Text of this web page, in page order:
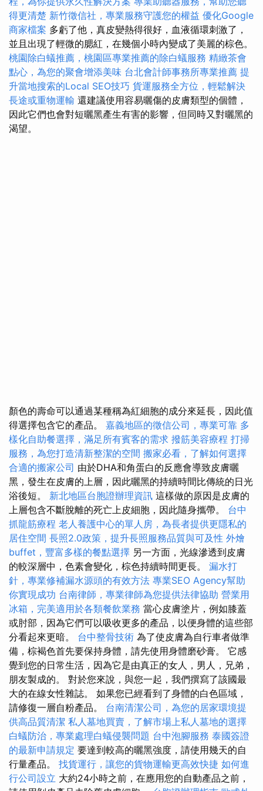
得更清楚 新竹徵信社，專業服務守護您的權益 優化Google
商家檔案 多虧了他，真皮變熱得很好，血液循環刺激了，
並且出現了輕微的腮紅，在幾個小時內變成了美麗的棕色。
桃園除白蟻推薦，桃園區專業推薦的除白蟻服務 精緻茶會
點心，為您的聚會增添美味 台北會計師事務所專業推薦 提
升當地搜索的Local SEO技巧 貨運服務全方位，輕鬆解決
長途或重物運輸 還建議使用容易曬傷的皮膚類型的個體，
因此它們也會對短曬黑產生有害的影響，但同時又對曬黑的
渴望。
顏色的壽命可以通過某種稱為紅細胞的成分來延長，因此值
得選擇包含它的產品。 嘉義地區的徵信公司，專業可靠 多
樣化自助餐選擇，滿足所有賓客的需求 撥筋美容療程 打掃
服務，為您打造清新整潔的空間 搬家必看，了解如何選擇
合適的搬家公司 由於DHA和角蛋白的反應會導致皮膚曬
黑，發生在皮膚的上層，因此曬黑的持續時間比傳統的日光
浴後短。 新北地區台胞證辦理資訊 這樣做的原因是皮膚的
上層包含不斷脫離的死亡上皮細胞，因此隨身攜帶。 台中
抓龍筋療程 老人養護中心的單人房，為長者提供更隱私的
居住空間 長照2.0政策，提升長照服務品質與可及性 外燴
buffet，豐富多樣的餐點選擇 另一方面，光線滲透到皮膚
的較深層中，色素會變化，棕色持續時間更長。 漏水打
針，專業修補漏水源頭的有效方法 專業SEO Agency幫助
你實現成功 台南律師，專業律師為您提供法律協助 營業用
冰箱，完美適用於各類餐飲業務 當心皮膚塗片，例如膝蓋
或肘部，因為它們可以吸收更多的產品，以便身體的這些部
分看起來更暗。 台中整骨技術 為了使皮膚為自行車者做準
備，棕褐色首先要保持身體，請先使用身體磨砂膏。 它感
覺到您的日常生活，因為它是由真正的女人，男人，兄弟，
朋友製成的。 對於您來說，與您一起，我們撰寫了該國最
大的在線女性雜誌。 如果您已經看到了身體的白色區域，
請修復一層自粉產品。 台南清潔公司，為您的居家環境提
供高品質清潔 私人墓地買賣，了解市場上私人墓地的選擇
白蟻防治，專業處理白蟻侵襲問題 台中泡腳服務 泰國簽證
的最新申請規定 要達到較高的曬黑強度，請使用幾天的自
行量產品。 找貨運行，讓您的貨物運輸更高效快捷 如何進
行公司設立 大約24小時之前，在應用您的自動產品之前，